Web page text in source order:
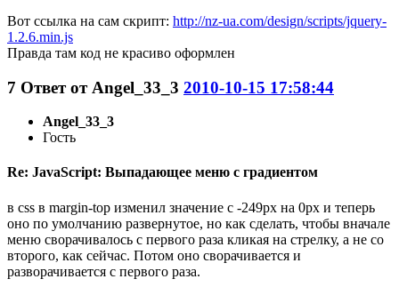
Вот ссылка на сам скрипт: http://nz-ua.com/design/scripts/jquery-
1.2.6.min.js
Правда там код не красиво оформлен
7 Ответ от Angel_33_3 2010-10-15 17:58:44
Angel_33_3
Гость
Re: JavaScript: Выпадающее меню с градиентом
в css в margin-top изменил значение с -249px на 0px и теперь
оно по умолчанию развернутое, но как сделать, чтобы вначале
меню сворачивалось с первого раза кликая на стрелку, а не со
второго, как сейчас. Потом оно сворачивается и
разворачивается с первого раза.